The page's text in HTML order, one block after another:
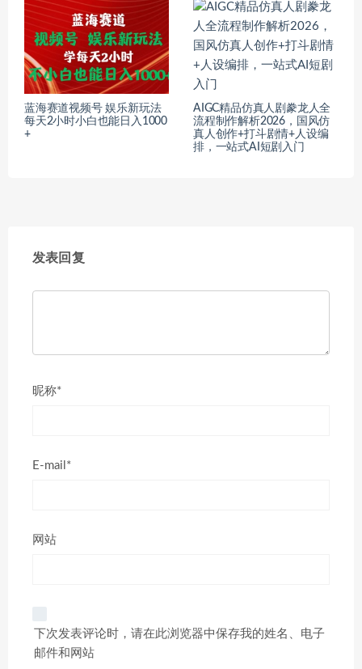
蓝海赛道视频号 娱乐新玩法
每天2小时小白也能日入1000
+
AIGC精品仿真人剧豢龙人全
流程制作解析2026，国风仿
真人创作+打斗剧情+人设编
排，一站式AI短剧入门
发表回复
昵称*
E-mail*
网站
下次发表评论时，请在此浏览器中保存我的姓名、电子
邮件和网站